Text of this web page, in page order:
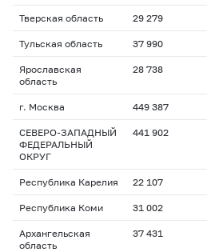
Тверская область 29 279
Тульская область 37 990
Ярославская
область
28 738
г. Москва 449 387
СЕВЕРО-ЗАПАДНЫЙ
ФЕДЕРАЛЬНЫЙ
ОКРУГ
441 902
Республика Карелия 22 107
Республика Коми 31 002
Архангельская
область
37 431